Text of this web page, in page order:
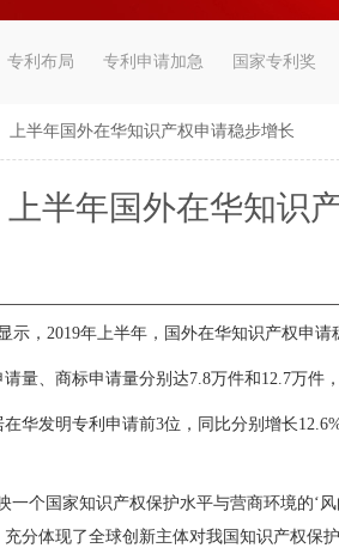
专利布局 专利申请加急 国家专利奖
上半年国外在华知识产权申请稳步增长
上半年国外在华知识
，2019年上半年，国外在华知识产权申请
量、商标申请量分别达7.8万件和12.7万件
华发明专利申请前3位，同比分别增长
一个国家知识产权保护水平与营商环境的‘
分体现了全球创新主体对我国知识产权保